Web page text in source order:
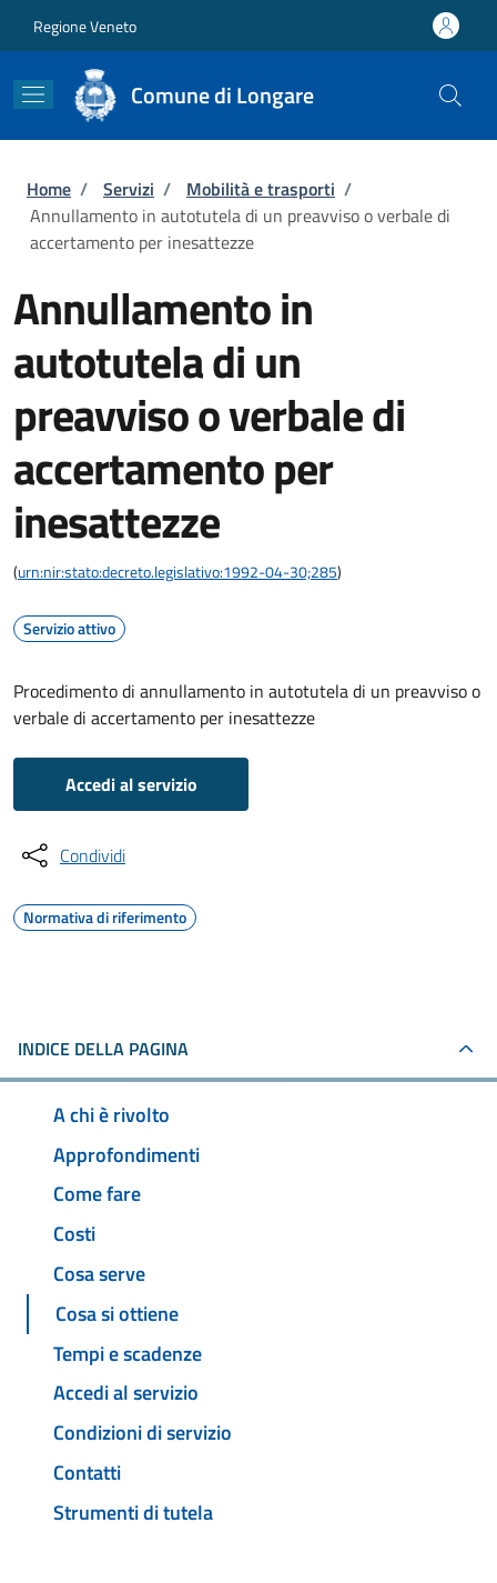
Regione Veneto
Comune di Longare
Briciole di pane
Home / Servizi / Mobilità e trasporti /
Annullamento in autotutela di un preavviso o verbale di
accertamento per inesattezze
Annullamento in
autotutela di un
preavviso o verbale di
accertamento per
inesattezze
(urn:nir:stato:decreto.legislativo:1992-04-30;285)
Servizio attivo
Procedimento di annullamento in autotutela di un preavviso o
verbale di accertamento per inesattezze
Accedi al servizio
Condividi
Normativa di riferimento
INDICE DELLA PAGINA
A chi è rivolto
Approfondimenti
Come fare
Costi
Cosa serve
Cosa si ottiene
Tempi e scadenze
Accedi al servizio
Condizioni di servizio
Contatti
Strumenti di tutela